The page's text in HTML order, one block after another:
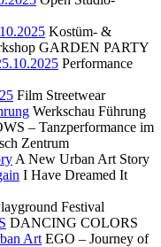
Kostüm- &
GARDEN PARTY
Performance
Film Streetwear
Werkschau Führung
– Tanzperformance im
Zentrum
A New Urban Art Story
I Have Dreamed It
Festival
DANCING COLORS
Art EGO – Journey of